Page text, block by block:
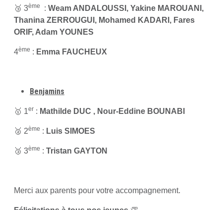
🥉 3ème : Weam ANDALOUSSI, Yakine MAROUANI,
Thanina ZERROUGUI, Mohamed KADARI, Fares
ORIF, Adam YOUNES
4ème : Emma FAUCHEUX
Benjamins
🥇 1er : Mathilde DUC , Nour-Eddine BOUNABI
🥈 2ème : Luis SIMOES
🥉 3ème : Tristan GAYTON
Merci aux parents pour votre accompagnement.